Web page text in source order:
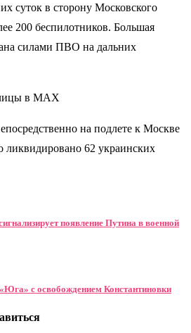
суток в сторону Московского
200 беспилотников. Большая
силами ПВО на дальних
в MAX
на подлете к Москве
62 украинских
появление Путина в военной
с освобождением Константиновки